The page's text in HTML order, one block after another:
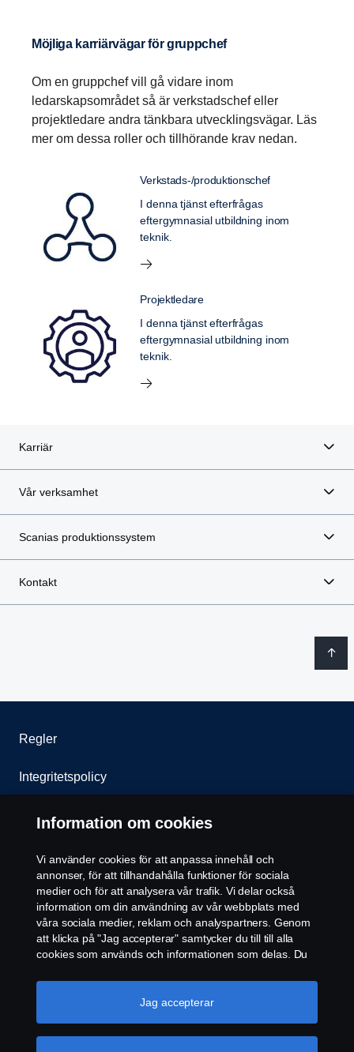
Möjliga karriärvägar för gruppchef
Om en gruppchef vill gå vidare inom
ledarskapsområdet så är verkstadschef eller
projektledare andra tänkbara utvecklingsvägar. Läs
mer om dessa roller och tillhörande krav nedan.
Verkstads-/produktionschef
I denna tjänst efterfrågas
eftergymnasial utbildning inom
teknik.
Projektledare
I denna tjänst efterfrågas
eftergymnasial utbildning inom
teknik.
Karriär
Vår verksamhet
Scanias produktionssystem
Kontakt
Regler
Integritetspolicy
Kontakta oss
Visselblåsning
Cookie policy
Inställningar för cookies
Information om cookies
Vi använder cookies för att anpassa innehåll och
annonser, för att tillhandahålla funktioner för sociala
medier och för att analysera vår trafik. Vi delar också
information om din användning av vår webbplats med
våra sociala medier, reklam och analyspartners. Genom
att klicka på "Jag accepterar" samtycker du till till alla
cookies som används och informationen som delas. Du
"Cookie-inställningar" och välja de kategorier du vill
acceptera. För en mer detaljerad förklaring av hur vi
Jag accepterar